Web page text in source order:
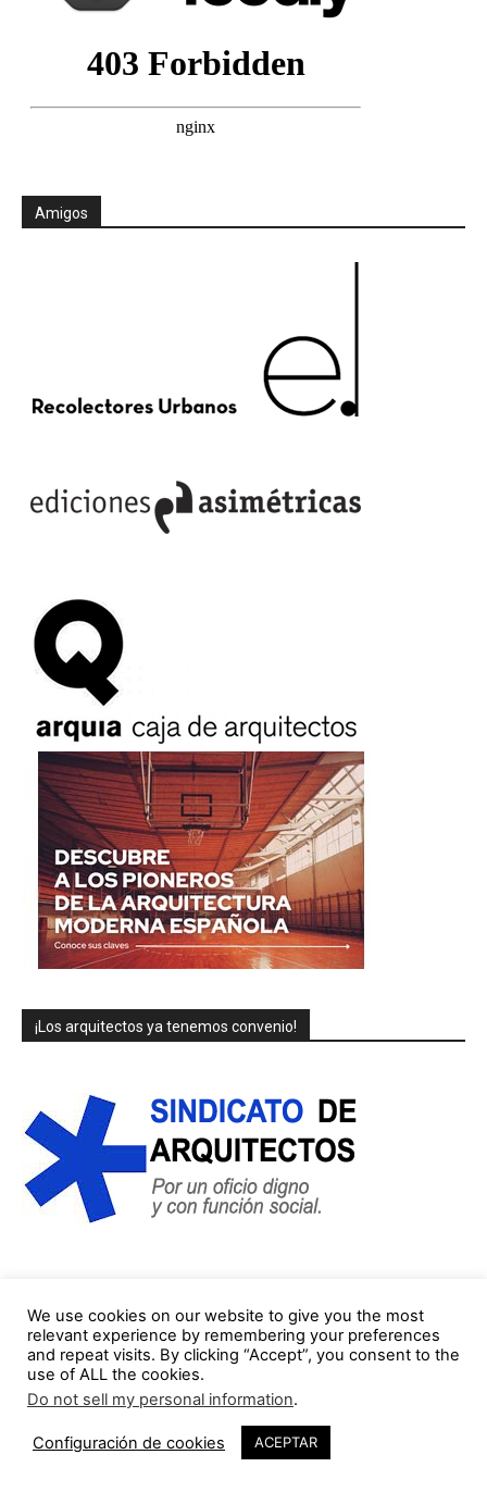
Amigos
¡Los arquitectos ya tenemos convenio!
Jorge Gorostiza
121 Publicaciones
http://cinearquitecturaciudad.blogspot.com.es/
Miquel Lacasta Codorniu
We use cookies on our website to give you the most
relevant experience by remembering your preferences
and repeat visits. By clicking “Accept”, you consent to the
use of ALL the cookies.
Do not sell my personal information.
Configuración de cookies ACEPTAR